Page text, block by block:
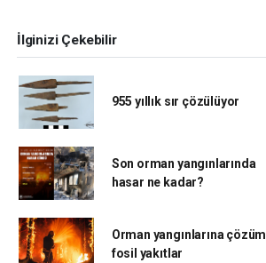
İlginizi Çekebilir
955 yıllık sır çözülüyor
Son orman yangınlarında
hasar ne kadar?
Orman yangınlarına çözüm
fosil yakıtlar